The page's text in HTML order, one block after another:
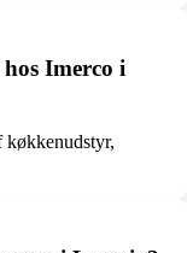
Imerco i